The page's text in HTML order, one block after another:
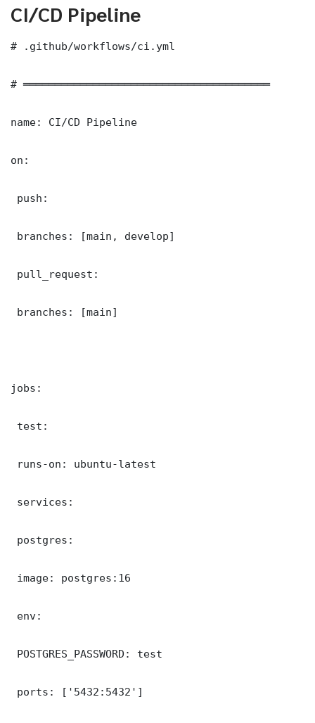
CI/CD Pipeline
# .github/workflows/ci.yml
# ═══════════════════════════════════════
name: CI/CD Pipeline
on:
push:
branches: [main, develop]
pull_request:
branches: [main]
jobs:
test:
runs-on: ubuntu-latest
services:
postgres:
image: postgres:16
env:
POSTGRES_PASSWORD: test
ports: ['5432:5432']